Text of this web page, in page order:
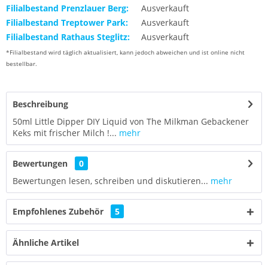
Filialbestand Prenzlauer Berg:
Ausverkauft
Filialbestand Treptower Park:
Ausverkauft
Filialbestand Rathaus Steglitz:
Ausverkauft
*Filialbestand wird täglich aktualisiert, kann jedoch abweichen und ist online nicht
bestellbar.
Beschreibung
50ml Little Dipper DIY Liquid von The Milkman Gebackener
Keks mit frischer Milch !... mehr
Bewertungen
0
Bewertungen lesen, schreiben und diskutieren... mehr
Empfohlenes Zubehör 5
Ähnliche Artikel